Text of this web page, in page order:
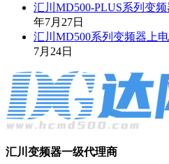
汇川MD500-PLUS系列变
年7月27日
汇川MD500系列变频器上
7月24日
汇川变频器一级代理商